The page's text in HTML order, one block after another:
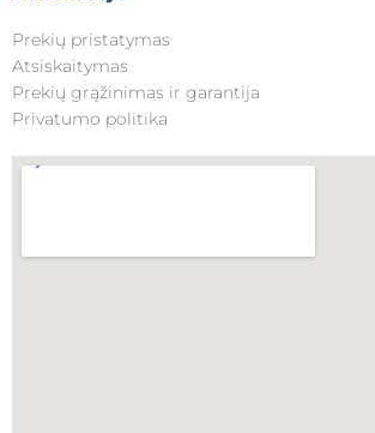
Prekių pristatymas
Atsiskaitymas
Prekių grąžinimas ir garantija
Privatumo politika